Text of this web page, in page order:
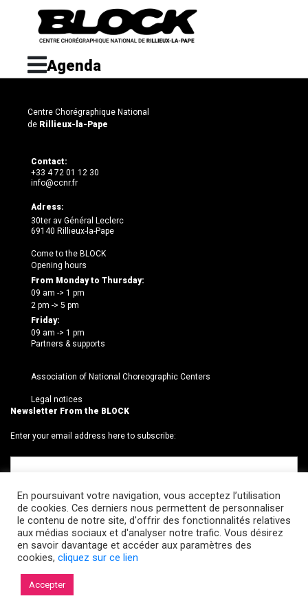
Agenda
Centre Chorégraphique National
de Rillieux-la-Pape
Contact:
+33 4 72 01 12 30
info@ccnr.fr
Adress:
30ter av Général Leclerc
69140 Rillieux-la-Pape
Come to the BLOCK
Opening hours
From Monday to Thursday:
09 am -> 1 pm
2 pm -> 5 pm
Friday:
09 am -> 1 pm
Partners & supports
Association of National Choreographic Centers
Legal notices
Newsletter From the BLOCK
Enter your email address here to subscribe:
© 2026 Le BLOCK · CCNR. Tous droits réservés.
En poursuivant votre navigation, vous acceptez l’utilisation
de cookies. Ces derniers nous permettent de personnaliser
le contenu de notre site, d'offrir des fonctionnalités relatives
aux médias sociaux et d'analyser notre trafic. Vous désirez
en savoir davantage et accéder aux paramètres des
cookies, cliquez sur ce lien
Accepter